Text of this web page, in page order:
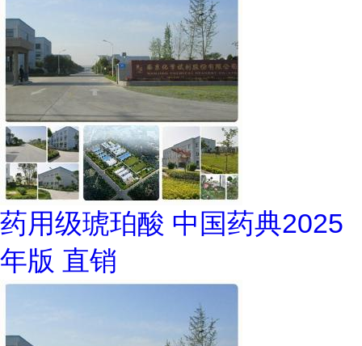
药用级琥珀酸 中国药典2025
年版 直销